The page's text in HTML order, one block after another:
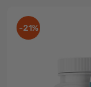
-21%